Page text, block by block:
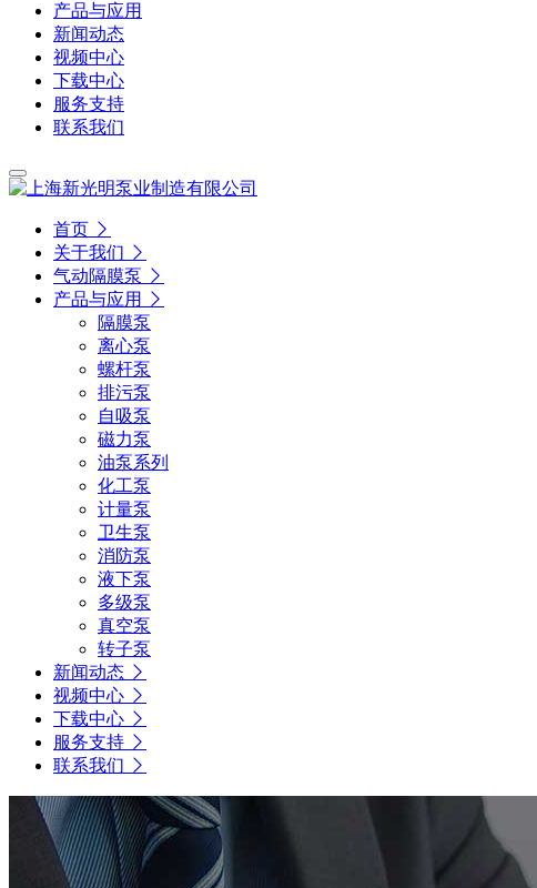
产品与应用
新闻动态
视频中心
下载中心
服务支持
联系我们
首页
关于我们
气动隔膜泵
产品与应用
隔膜泵
离心泵
螺杆泵
排污泵
自吸泵
磁力泵
油泵系列
化工泵
计量泵
卫生泵
消防泵
液下泵
多级泵
真空泵
转子泵
新闻动态
视频中心
下载中心
服务支持
联系我们